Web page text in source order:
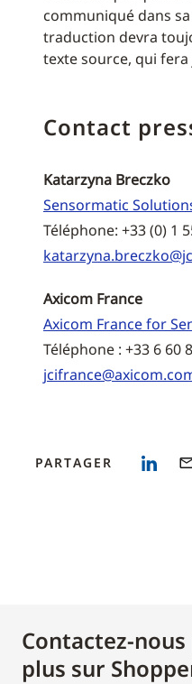
communiqué dans
traduction devra
texte source, qui
Contact
Katarzyna Breczko
Sensormatic
Téléphone: +33 (0) 1
Axicom France
Axicom France for
Téléphone : +33 6 60
PARTAGER
Contactez-
plus sur